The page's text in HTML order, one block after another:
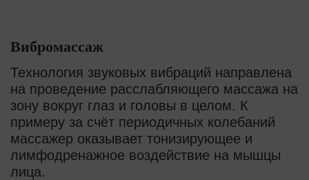
Вибромассаж
Технология звуковых вибраций направлена
на проведение расслабляющего массажа на
зону вокруг глаз и головы в целом. К
примеру за счёт периодичных колебаний
массажер оказывает тонизирующее и
лимфодренажное воздействие на мышцы
лица.